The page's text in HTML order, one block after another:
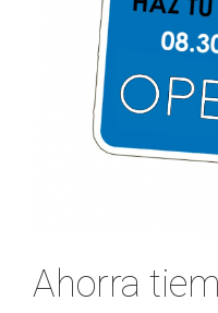
Ahorra